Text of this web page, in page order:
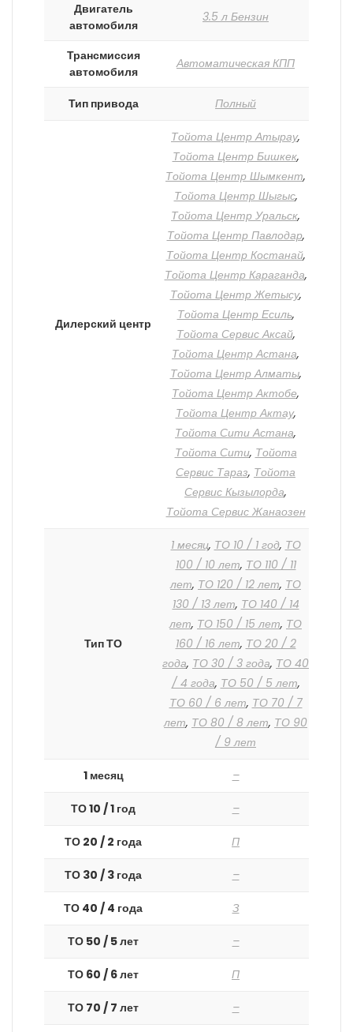
Двигатель
автомобиля
3.5 л Бензин
Трансмиссия
автомобиля
Автоматическая КПП
Тип привода Полный
Дилерский центр
Тойота Центр Атырау,
Тойота Центр Бишкек,
Тойота Центр Шымкент,
Тойота Центр Шыгыс,
Тойота Центр Уральск,
Тойота Центр Павлодар,
Тойота Центр Костанай,
Тойота Центр Караганда,
Тойота Центр Жетысу,
Тойота Центр Есиль,
Тойота Сервис Аксай,
Тойота Центр Астана,
Тойота Центр Алматы,
Тойота Центр Актобе,
Тойота Центр Актау,
Тойота Сити Астана,
Тойота Сити, Тойота
Сервис Тараз, Тойота
Сервис Кызылорда,
Тойота Сервис Жанаозен
Тип ТО
1 месяц, ТО 10 / 1 год, ТО
100 / 10 лет, ТО 110 / 11
лет, ТО 120 / 12 лет, ТО
130 / 13 лет, ТО 140 / 14
лет, ТО 150 / 15 лет, ТО
160 / 16 лет, ТО 20 / 2
года, ТО 30 / 3 года, ТО 40
/ 4 года, ТО 50 / 5 лет,
ТО 60 / 6 лет, ТО 70 / 7
лет, ТО 80 / 8 лет, ТО 90
/ 9 лет
1 месяц –
ТО 10 / 1 год –
ТО 20 / 2 года П
ТО 30 / 3 года –
ТО 40 / 4 года З
ТО 50 / 5 лет –
ТО 60 / 6 лет П
ТО 70 / 7 лет –